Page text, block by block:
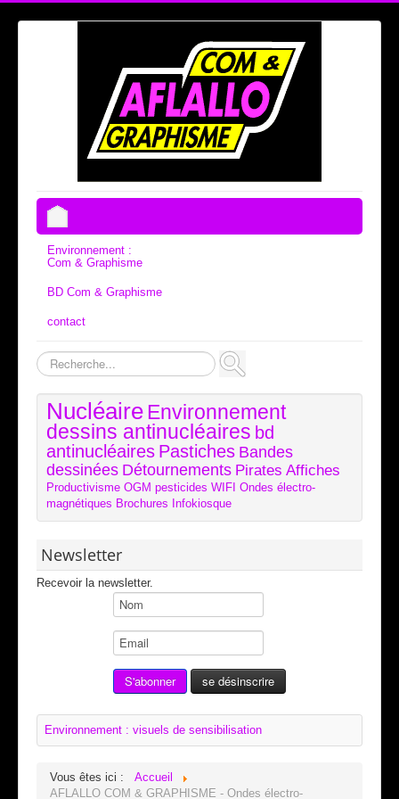
Environnement :
Com & Graphisme
BD Com & Graphisme
contact
Rechercher
NucléaireEnvironnement
dessins antinucléaires bd
antinucléaires Pastiches Bandes
dessinées Détournements Pirates Affiches
Productivisme OGM pesticides WIFI Ondes électro-
magnétiques Brochures Infokiosque
Newsletter
Recevoir la newsletter.
Environnement : visuels de sensibilisation
Vous êtes ici :
Accueil
AFLALLO COM & GRAPHISME - Ondes électro-